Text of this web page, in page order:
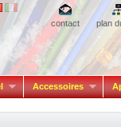
contact plan
Accessoires